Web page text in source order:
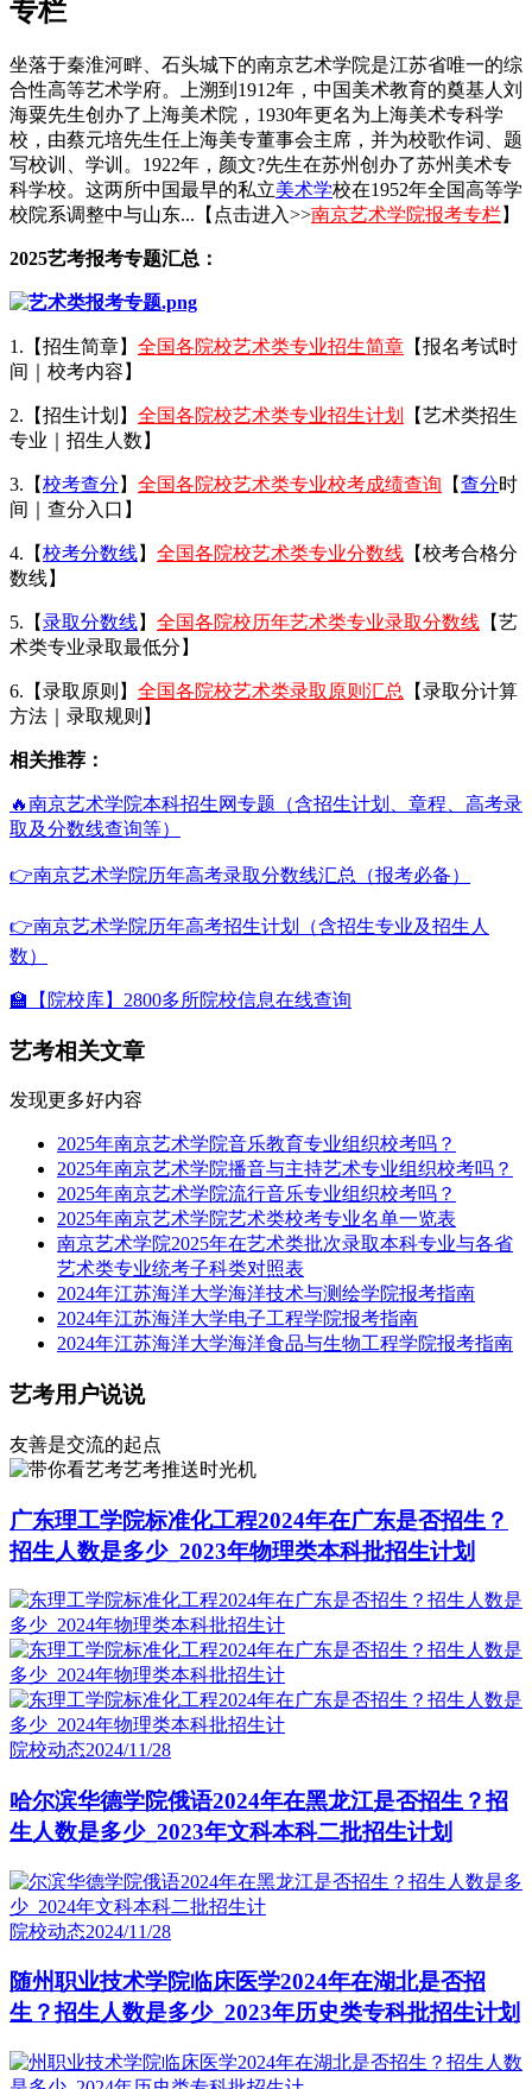
专栏
坐落于秦淮河畔、石头城下的南京艺术学院是江苏省唯一的综
合性高等艺术学府。上溯到1912年，中国美术教育的奠基人刘
海粟先生创办了上海美术院，1930年更名为上海美术专科学
校，由蔡元培先生任上海美专董事会主席，并为校歌作词、题
写校训、学训。1922年，颜文?先生在苏州创办了苏州美术专
科学校。这两所中国最早的私立美术学校在1952年全国高等学
校院系调整中与山东...【点击进入>>南京艺术学院报考专栏】
2025艺考报考专题汇总：
1.【招生简章】 全国各院校艺术类专业招生简章 【报名考试时
间｜校考内容】
2.【招生计划】 全国各院校艺术类专业招生计划
【艺术类招生
专业｜招生人数】
3.【校考查分 】 全国各院校艺术类专业校考成绩查询 【查分时
间｜查分入口】
4.【校考分数线】 全国各院校艺术类专业分数线 【校考合格分
数线】
5.【录取分数线】 全国各院校历年艺术类专业录取分数线 【艺
术类专业录取最低分】
6.【录取原则】 全国各院校艺术类录取原则汇总
【录取分计算
方法｜录取规则】
相关推荐：
🔥南京艺术学院本科招生网专题（含招生计划、章程、高考录
取及分数线查询等）
👉南京艺术学院历年高考录取分数线汇总（报考必备）
👉南京艺术学院历年高考招生计划（含招生专业及招生人
数）
🏫【院校库】2800多所院校信息在线查询
艺考相关文章
发现更多好内容
2025年南京艺术学院音乐教育专业组织校考吗？
2025年南京艺术学院播音与主持艺术专业组织校考吗？
2025年南京艺术学院流行音乐专业组织校考吗？
2025年南京艺术学院艺术类校考专业名单一览表
南京艺术学院2025年在艺术类批次录取本科专业与各省
艺术类专业统考子科类对照表
2024年江苏海洋大学海洋技术与测绘学院报考指南
2024年江苏海洋大学电子工程学院报考指南
2024年江苏海洋大学海洋食品与生物工程学院报考指南
艺考用户说说
友善是交流的起点
艺考推送时光机
广东理工学院标准化工程2024年在广东是否招生？
招生人数是多少_2023年物理类本科批招生计划
院校动态2024/11/28
哈尔滨华德学院俄语2024年在黑龙江是否招生？招
生人数是多少_2023年文科本科二批招生计划
院校动态2024/11/28
随州职业技术学院临床医学2024年在湖北是否招
生？招生人数是多少_2023年历史类专科批招生计划